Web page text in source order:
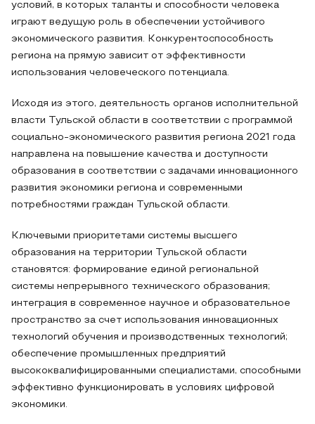
условий, в которых таланты и способности человека
играют ведущую роль в обеспечении устойчивого
экономического развития. Конкурентоспособность
региона на прямую зависит от эффективности
использования человеческого потенциала.
Исходя из этого, деятельность органов исполнительной
власти Тульской области в соответствии с программой
социально-экономического развития региона 2021 года
направлена на повышение качества и доступности
образования в соответствии с задачами инновационного
развития экономики региона и современными
потребностями граждан Тульской области.
Ключевыми приоритетами системы высшего
образования на территории Тульской области
становятся: формирование единой региональной
системы непрерывного технического образования;
интеграция в современное научное и образовательное
пространство за счет использования инновационных
технологий обучения и производственных технологий;
обеспечение промышленных предприятий
высококвалифицированными специалистами, способными
эффективно функционировать в условиях цифровой
экономики.